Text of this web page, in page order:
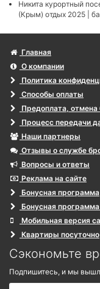
Никита курортный
(Крым) отдых 2025 |
Главная
О компании
Политика
Способы оплаты
Предоплата, отмена
Процесс передачи
Наши партнеры
Отзывы о службе
Вопросы и ответы
Реклама на сайте
Бонусная программа
Бонусная
Мобильная версия
Квартиры посуточно
Сэкономьте
Подпишитесь, и мы